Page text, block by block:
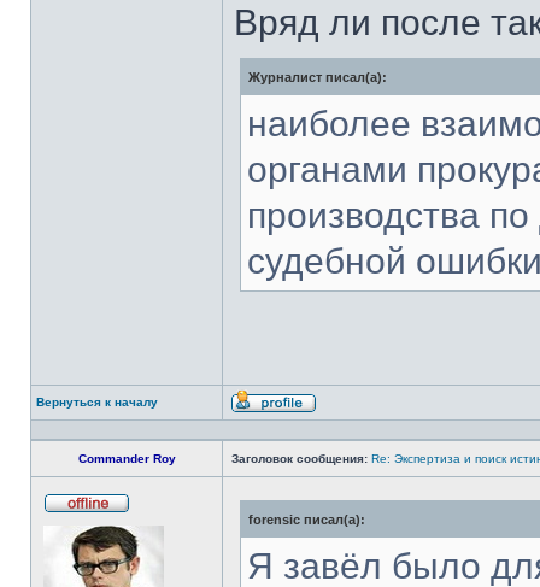
Вряд ли после
Журналист писал(а):
наиболее
органами
производства
судебной
Вернуться к началу
Профиль
Commander Roy Заголовок сообщения: Re: Экспертиза и поиск
в
сети
forensic писал(а):
Я завёл было